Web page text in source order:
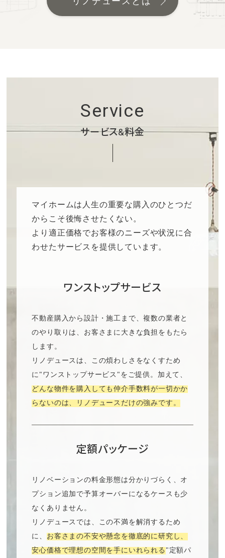
Service
サービス&料金
マイホームは人生の重要な購入のひとつだ
からこそ後悔させたくない。
より適正価格でお客様のニーズや状況に合
わせたサービスを提供しています。
ワンストップサービス
不動産購入から設計・施工まで、複数の業者と
のやり取りは、お客さまに大きな負担をもたら
します。
リノデュースは、この煩わしさをなくすため
に"ワンストップサービス"をご提供。加えて、
どんな物件を購入しても仲介手数料が一切かか
らないのは、リノデュースだけの強みです。
定額パッケージ
リノベーションの料金形態は分かりづらく、オ
プション追加で予算オーバーになるケースも少
なくありません。
リノデュースでは、この不満を解消するため
に、お客さまの不安や懸念を徹底的に研究し、
安心価格で理想の空間を手にいれられる"定額パ